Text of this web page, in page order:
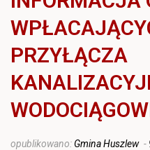
PRZYŁĄCZA
opublikowano: Gmina Huszlew -